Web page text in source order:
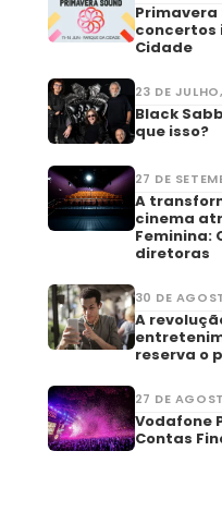
Primavera
concertos
Cidade
23 DE
Black
que isso?
27 DE
A
cinema
Feminina:
diretoras
30 DE
A
reserva o
27 DE
Vodafone
Contas